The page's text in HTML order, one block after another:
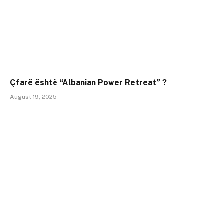
Çfarë është “Albanian Power Retreat” ?
August 19, 2025